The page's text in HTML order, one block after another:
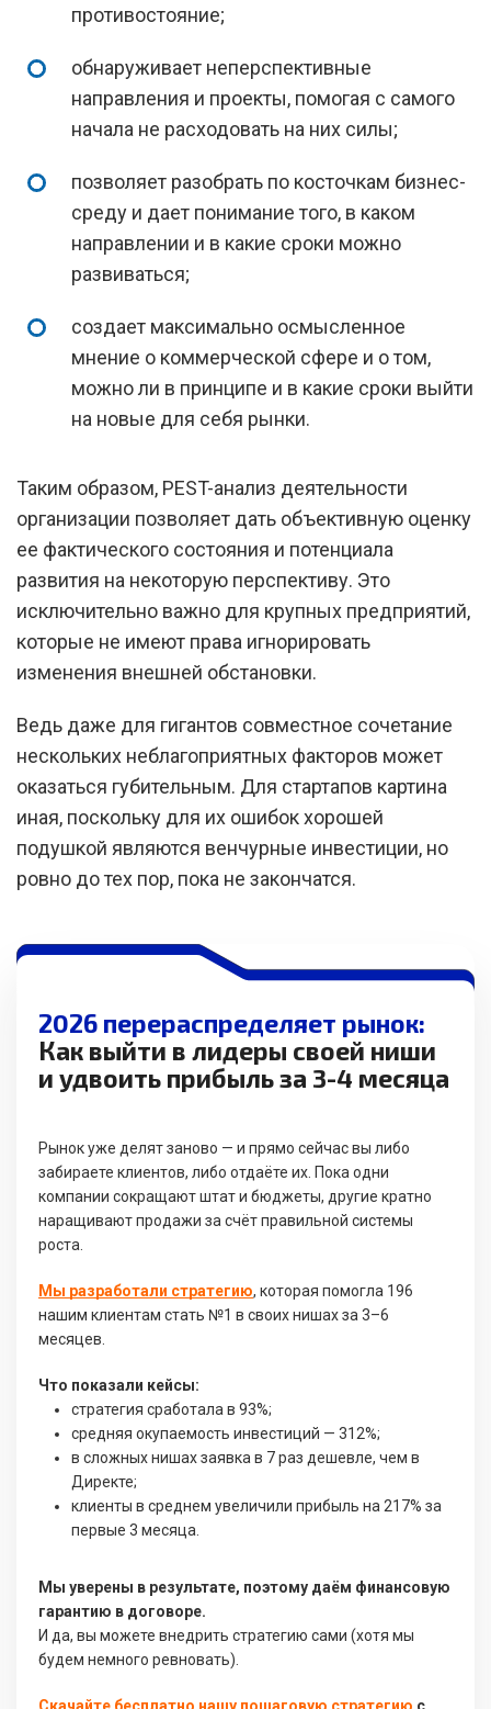
противостояние;
обнаруживает неперспективные
направления и проекты, помогая с самого
начала не расходовать на них силы;
позволяет разобрать по косточкам бизнес-
среду и дает понимание того, в каком
направлении и в какие сроки можно
развиваться;
создает максимально осмысленное
мнение о коммерческой сфере и о том,
можно ли в принципе и в какие сроки выйти
на новые для себя рынки.
Таким образом, PEST-анализ деятельности
организации позволяет дать объективную оценку
ее фактического состояния и потенциала
развития на некоторую перспективу. Это
исключительно важно для крупных предприятий,
которые не имеют права игнорировать
изменения внешней обстановки.
Ведь даже для гигантов совместное сочетание
нескольких неблагоприятных факторов может
оказаться губительным. Для стартапов картина
иная, поскольку для их ошибок хорошей
подушкой являются венчурные инвестиции, но
ровно до тех пор, пока не закончатся.
2026 перераспределяет рынок:
Как выйти в лидеры своей ниши
и удвоить прибыль за 3-4 месяца
Рынок уже делят заново — и прямо сейчас вы либо
забираете клиентов, либо отдаёте их. Пока одни
компании сокращают штат и бюджеты, другие кратно
наращивают продажи за счёт правильной системы
роста.
Мы разработали стратегию, которая помогла 196
нашим клиентам стать №1 в своих нишах за 3–6
месяцев.
Что показали кейсы:
стратегия сработала в 93%;
средняя окупаемость инвестиций — 312%;
в сложных нишах заявка в 7 раз дешевле, чем в
Директе;
клиенты в среднем увеличили прибыль на 217% за
первые 3 месяца.
Мы уверены в результате, поэтому даём финансовую
гарантию в договоре.
И да, вы можете внедрить стратегию сами (хотя мы
будем немного ревновать).